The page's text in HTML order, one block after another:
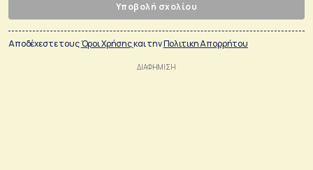
Υποβολή σχολίου
Αποδέχεστε τουςΌροι Χρήσηςκαι τηνΠολιτικη Απορρήτου